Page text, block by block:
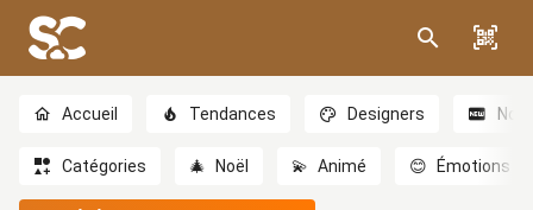
Accueil Tendances Designers
Catégories 🎄 Noël 💫 Animé 😊 Émotions